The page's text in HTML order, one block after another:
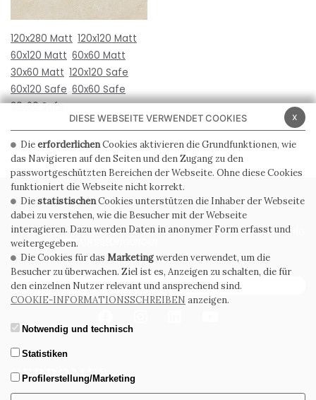
120x280 Matt 120x120 Matt
60x120 Matt 60x60 Matt
30x60 Matt 120x120 Safe
60x120 Safe 60x60 Safe
30x60 Safe
PRIVACY POLICY COOKIE POLICY
ALLGEMEINE
VERKAUFSBEDINGUNGEN
WHISTLEBLOWING
ABONNIEREN SIE DEN NEWSLETTER
x
DIESE WEBSEITE VERWENDET COOKIES
DieerforderlichenCookies aktivieren die Grundfunktionen, wie
das Navigieren auf den Seiten und den Zugang zu den
passwortgeschützten Bereichen der Webseite. Ohne diese Cookies
funktioniert die Webseite nicht korrekt.
DiestatistischenCookies unterstützen die Inhaber der Webseite
dabei zu verstehen, wie die Besucher mit der Webseite
interagieren. Dazu werden Daten in anonymer Form erfasst und
weitergegeben.
Die Cookies für das Marketingwerden verwendet, um die
Besucher zu überwachen. Ziel ist es, Anzeigen zu schalten, die für
den einzelnen Nutzer relevant und ansprechend sind.
COOKIE-INFORMATIONSSCHREIBEN anzeigen.
Notwendig und technisch
Statistiken
Profilerstellung/Marketing